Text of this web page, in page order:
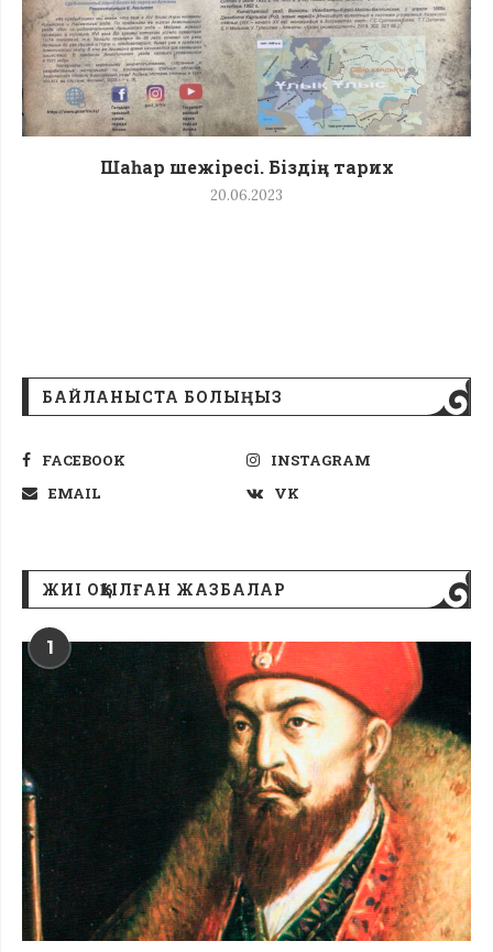
Шаһар шежіресі. Біздің тарих
20.06.2023
БАЙЛАНЫСТА БОЛЫҢЫЗ
FACEBOOK
INSTAGRAM
EMAIL
VK
ЖИІ ОҚЫЛҒАН ЖАЗБАЛАР
1